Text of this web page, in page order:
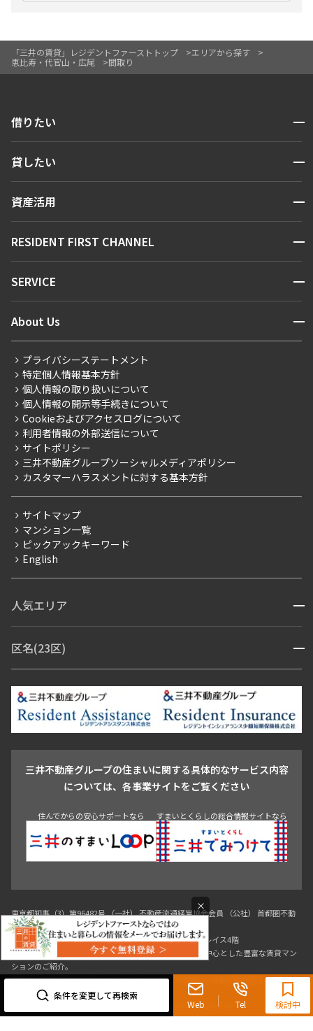
条件を変更して再検索
Web Tel
0120-321-719
9:30~18:00（水曜定休）
検討中
「三井の賃貸」レジデントファーストトップ
エリアから探す
恵比寿・代官山・広尾
間取り
借りたい 開閉
人気エリアから探す
新着情報から探す
新着募集情報
こだわりから探す
こだわり一覧
プレミアムマンション
新築
当社限定（港区・渋谷区）
当社限定（港区・渋谷区以外）
三井不動産企画
賃料改定
フリーレント
ペット可
ブランドマンション
貸したい 開閉
お問い合わせ
資産活用 開閉
お問い合わせ
RESIDENT FIRST CHANNEL 開閉
マンションレポート
住まいのコラム
SERVICE 開閉
会員ページ
ご入居・提携サービス
お部屋探しからご契約まで
よくあるご質問
社宅紹介
【仲介会社様向け】当社仲介事業部取り扱い物件入居申込
About Us 開閉
会社情報
事業案内
採用情報
ニュースリリース
お問い合わせ
プライバシーステートメント
特定個人情報基本方針
個人情報の取り扱いについて
個人情報の開示等手続きについて
Cookieおよびアクセスログについて
利用者情報の外部送信について
サイトポリシー
三井不動産グループソーシャルメディアポリシー
カスタマーハラスメントに対する基本方針
サイトマップ
マンション一覧
ピックアックキーワード
English
人気エリア 開閉
青山・表参道・原宿
日本橋・銀座
市ヶ谷・神楽坂・飯田橋
三田・芝・浜松町
芝浦・汐留・品川
月島・勝どき・豊洲
本郷・春日・小石川
新宿・代々木
目白・高田馬場・早稲田
中野・荻窪
池尻大橋・三軒茶屋
祐天寺・学芸大学・自由が丘
駒沢・用賀・二子玉川
成城・砧
池袋・板橋・王子
戸越・大井・蒲田
青山 渋谷 東京・大手町 新宿 品川
目黒・中目黒
神田・御茶ノ水・秋葉原
初台・幡ヶ谷・笹塚
区名(23区) 開閉
品川区
世田谷区 大田区 江東区 台東区 墨田区
中野区
豊島区
杉並区 板橋区 北区 練馬区 荒川区
足立区
葛飾区
江戸川区
三井不動産グループの住まいに関する具体的なサービス内容
については、各事業サイトをご覧ください
住んでからの安心サポートなら すまいとくらしの総合情報サイトなら
東京都知事（3）第96482号 （一社） 不動産流通経営協会会員 （公社） 首都圏不動
産公正取引協議会加盟
×